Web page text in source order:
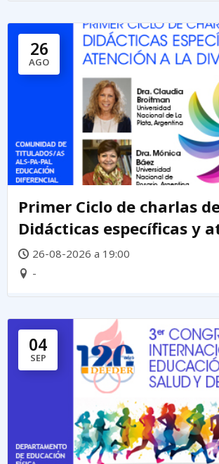
26
AGO
Primer Ciclo de charlas
Didácticas específicas y
la diversidad
26-08-2026 a 19:00
-
04
SEP